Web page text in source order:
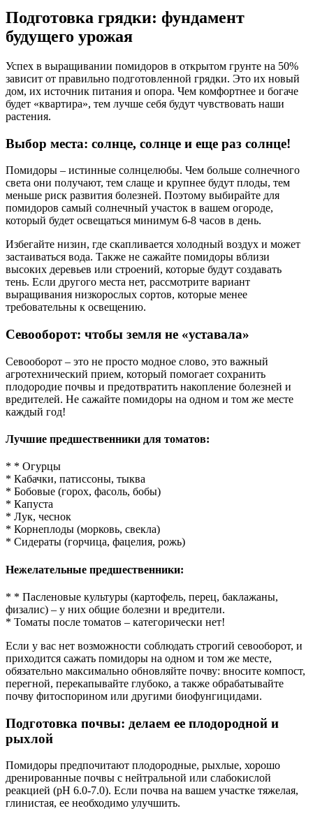
Подготовка грядки: фундамент
будущего урожая
Успех в выращивании помидоров в открытом грунте на 50%
зависит от правильно подготовленной грядки. Это их новый
дом, их источник питания и опора. Чем комфортнее и богаче
будет «квартира», тем лучше себя будут чувствовать наши
растения.
Выбор места: солнце, солнце и еще раз солнце!
Помидоры – истинные солнцелюбы. Чем больше солнечного
света они получают, тем слаще и крупнее будут плоды, тем
меньше риск развития болезней. Поэтому выбирайте для
помидоров самый солнечный участок в вашем огороде,
который будет освещаться минимум 6-8 часов в день.
Избегайте низин, где скапливается холодный воздух и может
застаиваться вода. Также не сажайте помидоры вблизи
высоких деревьев или строений, которые будут создавать
тень. Если другого места нет, рассмотрите вариант
выращивания низкорослых сортов, которые менее
требовательны к освещению.
Севооборот: чтобы земля не «уставала»
Севооборот – это не просто модное слово, это важный
агротехнический прием, который помогает сохранить
плодородие почвы и предотвратить накопление болезней и
вредителей. Не сажайте помидоры на одном и том же месте
каждый год!
Лучшие предшественники для томатов:
* * Огурцы
* Кабачки, патиссоны, тыква
* Бобовые (горох, фасоль, бобы)
* Капуста
* Лук, чеснок
* Корнеплоды (морковь, свекла)
* Сидераты (горчица, фацелия, рожь)
Нежелательные предшественники:
* * Пасленовые культуры (картофель, перец, баклажаны,
физалис) – у них общие болезни и вредители.
* Томаты после томатов – категорически нет!
Если у вас нет возможности соблюдать строгий севооборот, и
приходится сажать помидоры на одном и том же месте,
обязательно максимально обновляйте почву: вносите компост,
перегной, перекапывайте глубоко, а также обрабатывайте
почву фитоспорином или другими биофунгицидами.
Подготовка почвы: делаем ее плодородной и
рыхлой
Помидоры предпочитают плодородные, рыхлые, хорошо
дренированные почвы с нейтральной или слабокислой
реакцией (pH 6.0-7.0). Если почва на вашем участке тяжелая,
глинистая, ее необходимо улучшить.